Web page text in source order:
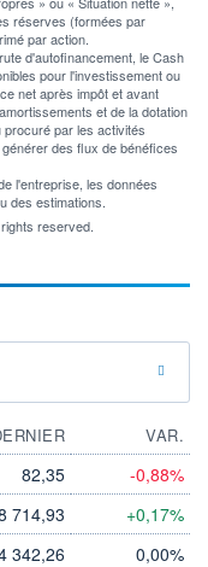
réserves (formées par
par action.
d'autofinancement, le Cash
pour l'investissement ou
net après impôt et avant
et de la dotation
par les activités
des flux de bénéfices
l'entreprise, les données
des estimations.
reserved.
VAR.
82,35 -0,88%
714,93 +0,17%
342,26 0,00%